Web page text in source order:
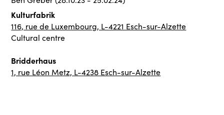
Kulturfabrik
116, rue de Luxembourg, L-4221 Esch-sur-Alzette
Cultural centre
Bridderhaus
1, rue Léon Metz, L-4238 Esch-sur-Alzette